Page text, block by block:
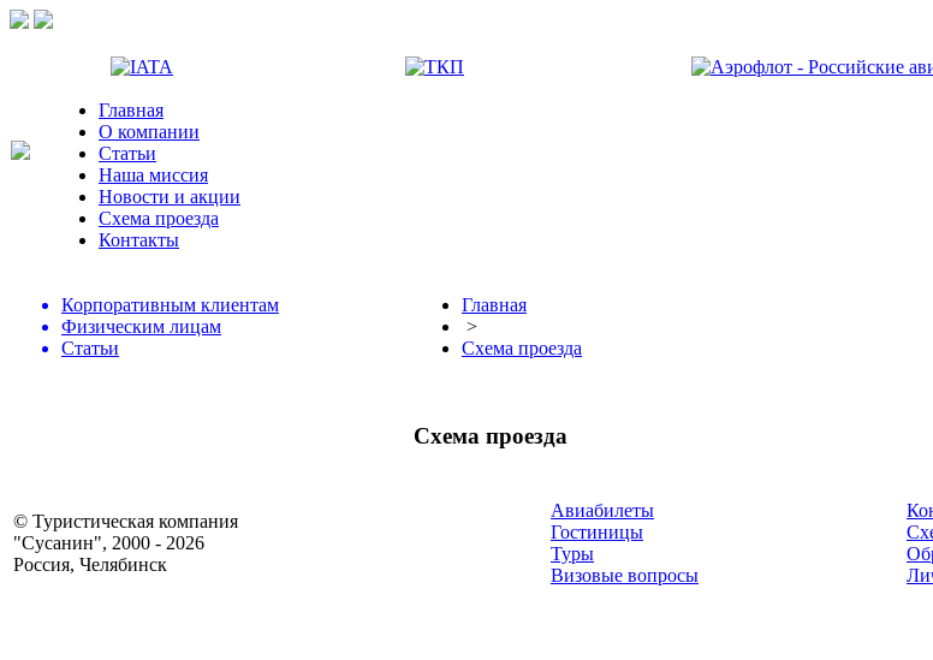
Главная
О компании
Статьи
Наша миссия
Новости и акции
Схема проезда
Контакты
Корпоративным клиентам
Физическим лицам
Статьи
Главная
>
Схема проезда
Схема проезда
© Туристическая компания
"Сусанин", 2000 - 2026
Россия, Челябинск
Авиабилеты
Гостиницы
Туры
Визовые вопросы